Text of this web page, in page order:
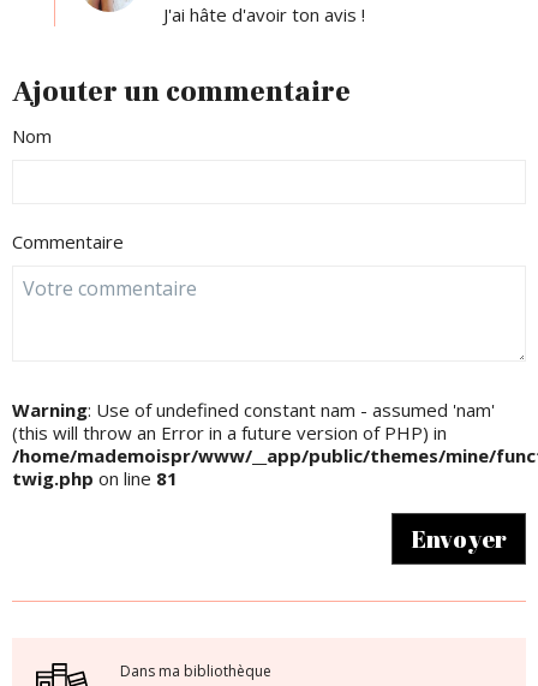
J'ai hâte d'avoir ton avis !
Ajouter un commentaire
Nom
Commentaire
Warning: Use of undefined constant nam - assumed 'nam'
(this will throw an Error in a future version of PHP) in
/home/mademoispr/www/__app/public/themes/mine/
twig.php on line 81
Envoyer
Dans ma bibliothèque